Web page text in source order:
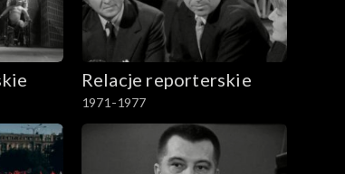
Tomaszewskim.
Relacje reporterskie
1971-1977